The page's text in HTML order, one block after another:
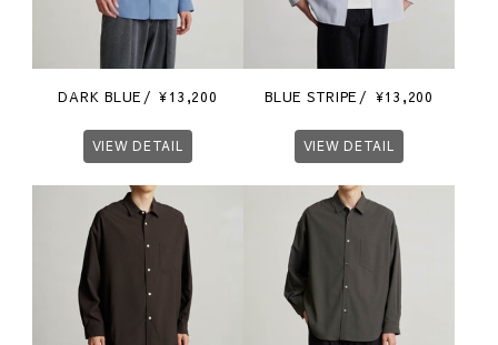
DARK BLUE ¥13,200
VIEW DETAIL
BLUE STRIPE ¥13,200
VIEW DETAIL